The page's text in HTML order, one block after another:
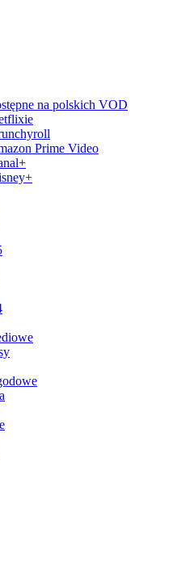
na polskich VOD
Prime Video